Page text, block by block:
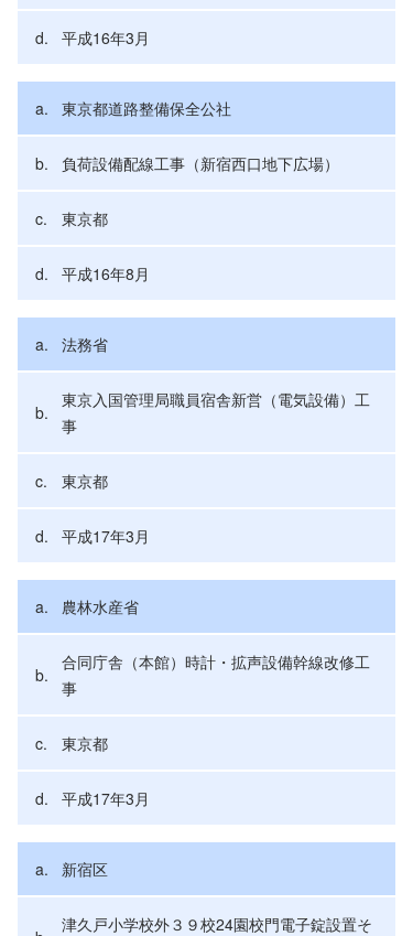
平成16年3月
東京都道路整備保全公社
負荷設備配線工事（新宿西口地下広場）
東京都
平成16年8月
法務省
東京入国管理局職員宿舎新営（電気設備）工
事
東京都
平成17年3月
農林水産省
合同庁舎（本館）時計・拡声設備幹線改修工
事
東京都
平成17年3月
新宿区
津久戸小学校外３９校24園校門電子錠設置そ